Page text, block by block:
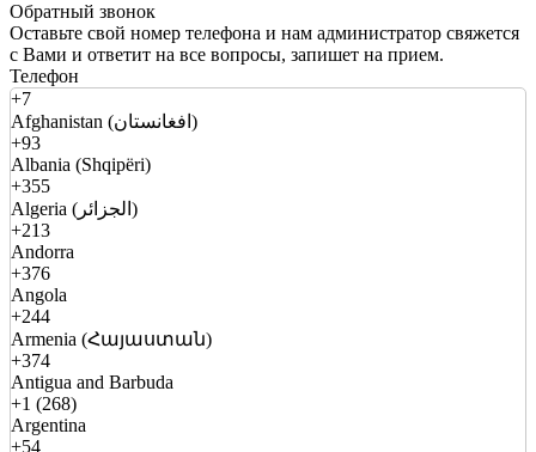
Обратный звонок
Оставьте свой номер телефона и нам администратор свяжется
с Вами и ответит на все вопросы, запишет на прием.
Телефон
+7
Afghanistan (افغانستان)
+93
Albania (Shqipëri)
+355
Algeria (الجزائر)
+213
Andorra
+376
Angola
+244
Armenia (Հայաստան)
+374
Antigua and Barbuda
+1 (268)
Argentina
+54